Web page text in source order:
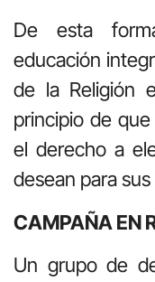
De esta
educación
de la Religión
principio de
el derecho a
desean para sus
CAMPAÑA EN
Un grupo de